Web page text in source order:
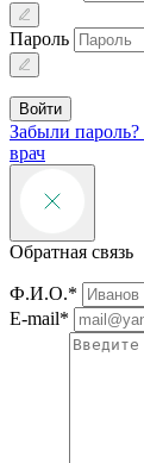
Пароль
Войти
Забыли пароль?
врач
Обратная связь
Ф.И.О.*
E-mail*